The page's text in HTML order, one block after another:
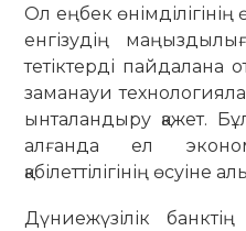
Ол еңбек
енгізудің
тетіктерді
заманауи
ынталандыру қажет.
алғанда ел
қабілеттілігінің өсуіне
Дүниежүзілік